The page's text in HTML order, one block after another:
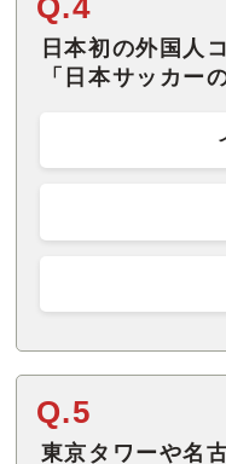
日本初の外国人
「日本サッカー
Q.5
東京タワーや名